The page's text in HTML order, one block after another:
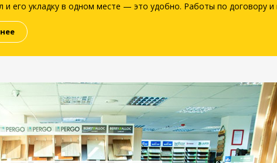
и его укладку в одном месте — это удобно. Работы по договору и